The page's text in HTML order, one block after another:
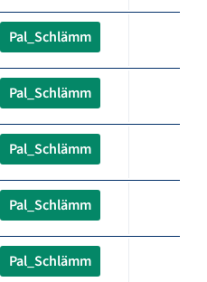
Pal_Schlämm
Pal_Schlämm
Pal_Schlämm
Pal_Schlämm
Pal_Schlämm